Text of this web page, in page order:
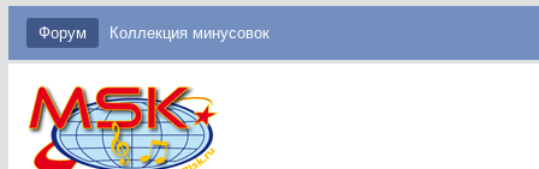
Форум Коллекция минусовок